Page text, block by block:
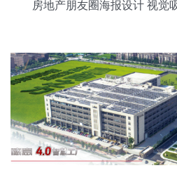
房地产朋友圈海报设计 视觉